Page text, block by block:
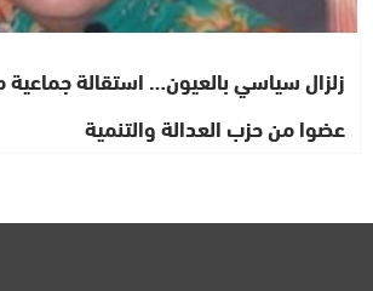
عضوا من حزب العدالة والتنمية